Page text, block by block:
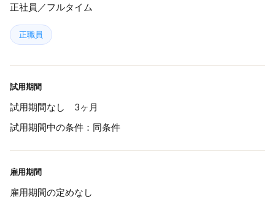
正社員／フルタイム
正職員
試用期間
試用期間なし 3ヶ月
試用期間中の条件：同条件
雇用期間
雇用期間の定めなし